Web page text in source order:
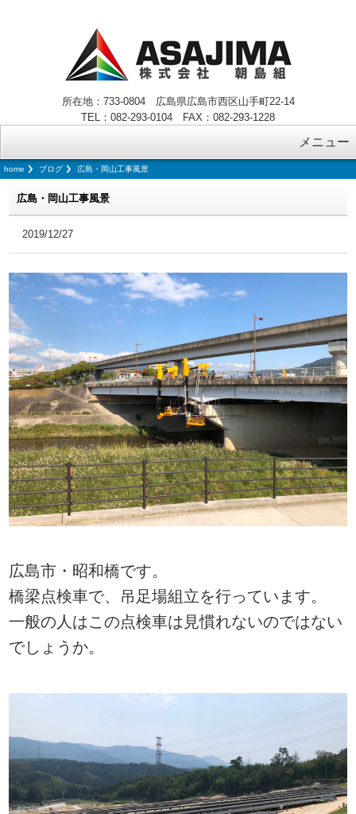
所在地：733-0804 広島県広島市西区山手町22-14
TEL：082-293-0104 FAX：082-293-1228
メニュー
home ブログ 広島・岡山工事風景
広島・岡山工事風景
2019/12/27
広島市・昭和橋です。
橋梁点検車で、吊足場組立を行っています。
一般の人はこの点検車は見慣れないのではない
でしょうか。